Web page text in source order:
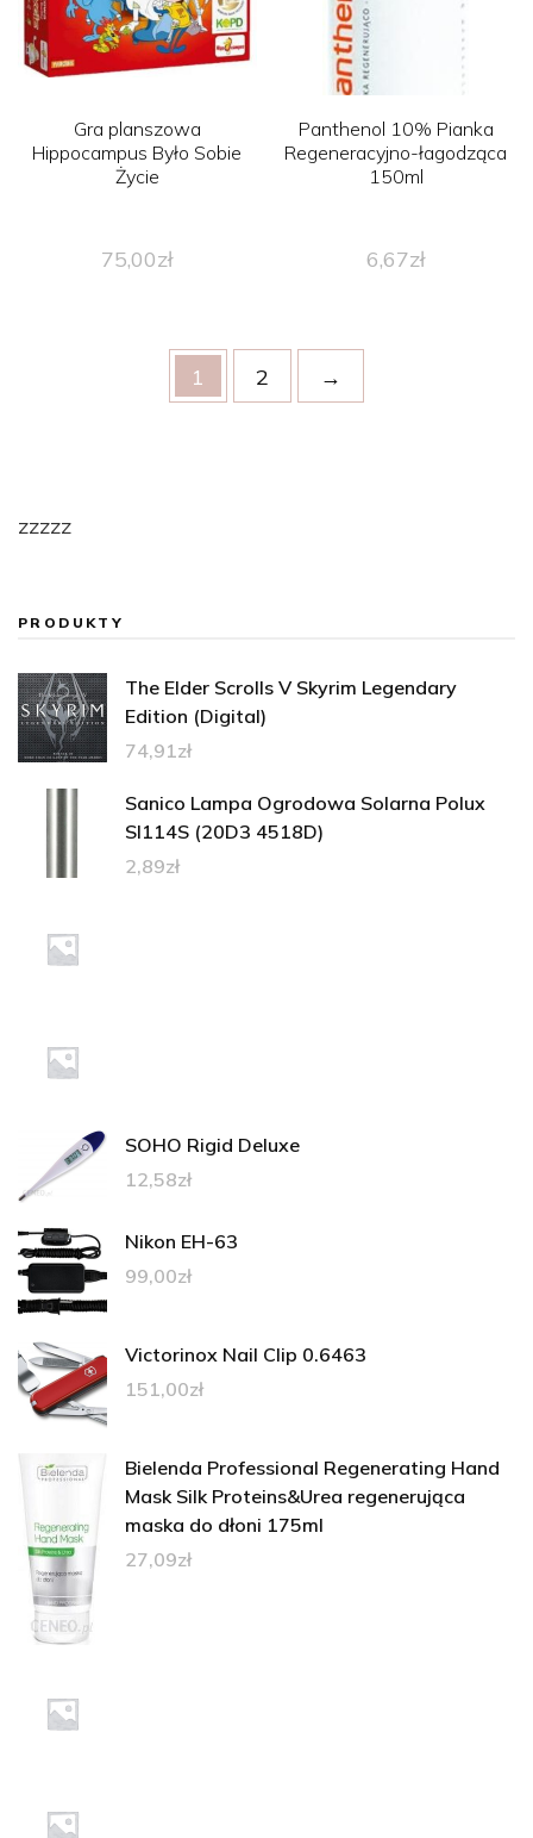
Gra planszowa
Hippocampus Było Sobie
Życie
75,00zł
Panthenol 10% Pianka
Regeneracyjno-łagodząca
150ml
6,67zł
1 2 →
zzzzz
PRODUKTY
The Elder Scrolls V Skyrim Legendary
Edition (Digital)
74,91zł
Sanico Lampa Ogrodowa Solarna Polux
Sl114S (20D3 4518D)
2,89zł
SOHO Rigid Deluxe
12,58zł
Nikon EH-63
99,00zł
Victorinox Nail Clip 0.6463
151,00zł
Bielenda Professional Regenerating Hand
Mask Silk Proteins&Urea regenerująca
maska do dłoni 175ml
27,09zł